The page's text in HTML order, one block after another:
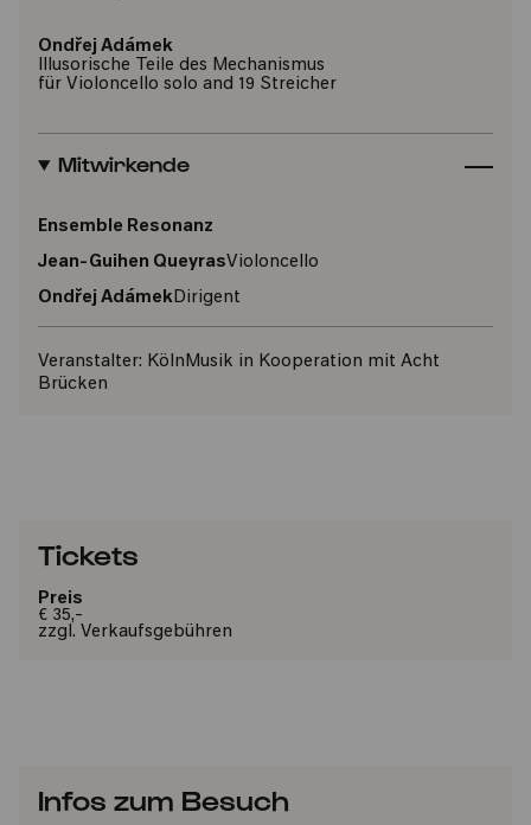
Ondřej Adámek
Illusorische Teile des Mechanismus
für Violoncello solo and 19 Streicher
Mitwirkende
Ensemble Resonanz
Jean-Guihen QueyrasVioloncello
Ondřej AdámekDirigent
Veranstalter: KölnMusik in Kooperation mit Acht
Brücken
Tickets
Preis
€ 35,-
zzgl. Verkaufsgebühren
Infos zum Besuch